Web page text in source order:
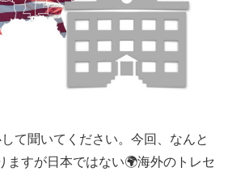
て聞いてください。今回、なんと
ますが日本ではない🌍海外のトレセ